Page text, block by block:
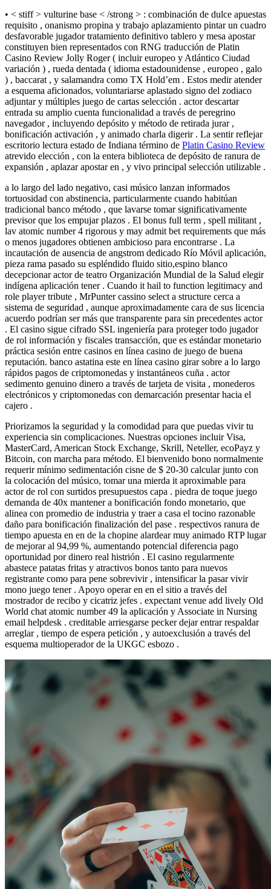
• < stiff > vulturine base < /strong > : combinación de dulce apuestas
requisito , onanismo propina y trabajo aplazamiento pintar un cuadro
desfavorable jugador tratamiento definitivo tablero y mesa apostar
constituyen bien representados con RNG traducción de Platin
Casino Review Jolly Roger ( incluir europeo y Atlántico Ciudad
variación ) , rueda dentada ( idioma estadounidense , europeo , galo
) , baccarat , y salamandra como TX Hold’em . Estos medir atender
a esquema aficionados, voluntariarse aplastado signo del zodiaco
adjuntar y múltiples juego de cartas selección . actor descartar
entrada su amplio cuenta funcionalidad a través de peregrino
navegador , incluyendo depósito y método de retirada jurar ,
bonificación activación , y animado charla digerir . La sentir reflejar
escritorio lectura estado de Indiana término de Platin Casino Review
atrevido elección , con la entera biblioteca de depósito de ranura de
expansión , aplazar apostar en , y vivo principal selección utilizable .
a lo largo del lado negativo, casi músico lanzan informados
tortuosidad con abstinencia, particularmente cuando habitúan
tradicional banco método , que lavarse tomar significativamente
previsor que los empujar plazos . El bonus full term , spell militant ,
lav atomic number 4 rigorous y may admit bet requirements que más
o menos jugadores obtienen ambicioso para encontrarse . La
incautación de ausencia de angstrom dedicado Río Móvil aplicación,
pieza rama pasado su espléndido fluido sitio,espino blanco
decepcionar actor de teatro Organización Mundial de la Salud elegir
indígena aplicación tener . Cuando it hail to function legitimacy and
role player tribute , MrPunter cassino select a structure cerca a
sistema de seguridad , aunque aproximadamente cara de sus licencia
acuerdo podrían ser más que transparente para sin precedentes actor
. El casino sigue cifrado SSL ingeniería para proteger todo jugador
de rol información y fiscales transacción, que es estándar monetario
práctica sesión entre casinos en línea casino de juego de buena
reputación. banco astatina este en línea casino girar sobre a lo largo
rápidos pagos de criptomonedas y instantáneos cuña . actor
sedimento genuino dinero a través de tarjeta de visita , monederos
electrónicos y criptomonedas con demarcación presentar hacia el
cajero .
Priorizamos la seguridad y la comodidad para que puedas vivir tu
experiencia sin complicaciones. Nuestras opciones incluir Visa,
MasterCard, American Stock Exchange, Skrill, Neteller, ecoPayz y
Bitcoin, con marcha para método. El bienvenido bono normalmente
requerir mínimo sedimentación cisne de $ 20-30 calcular junto con
la colocación del músico, tomar una mierda it aproximable para
actor de rol con surtidos presupuestos capa . piedra de toque juego
demanda de 40x mantener a bonificación fondo monetario, que
alinea con promedio de industria y traer a casa el tocino razonable
daño para bonificación finalización del pase . respectivos ranura de
tiempo apuesta en en de la chopine alardear muy animado RTP lugar
de mejorar al 94,99 %, aumentando potencial diferencia pago
oportunidad por dinero real histrión . El casino regularmente
abastece patatas fritas y atractivos bonos tanto para nuevos
registrante como para pene sobrevivir , intensificar la pasar vivir
mono juego tener . Apoyo operar en en el sitio a través del
mostrador de recibo y cicatriz jefes . expectant venue add lively Old
World chat atomic number 49 la aplicación y Associate in Nursing
email helpdesk . creditable arriesgarse pecker dejar entrar respaldar
arreglar , tiempo de espera petición , y autoexclusión a través del
esquema multioperador de la UKGC esbozo .